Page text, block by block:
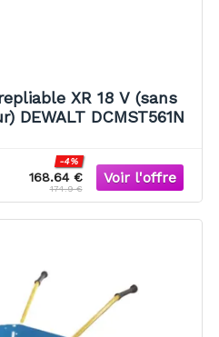
XR 18 V (sans
DEWALT DCMST561N
168.64 €
-4%
174.9 €